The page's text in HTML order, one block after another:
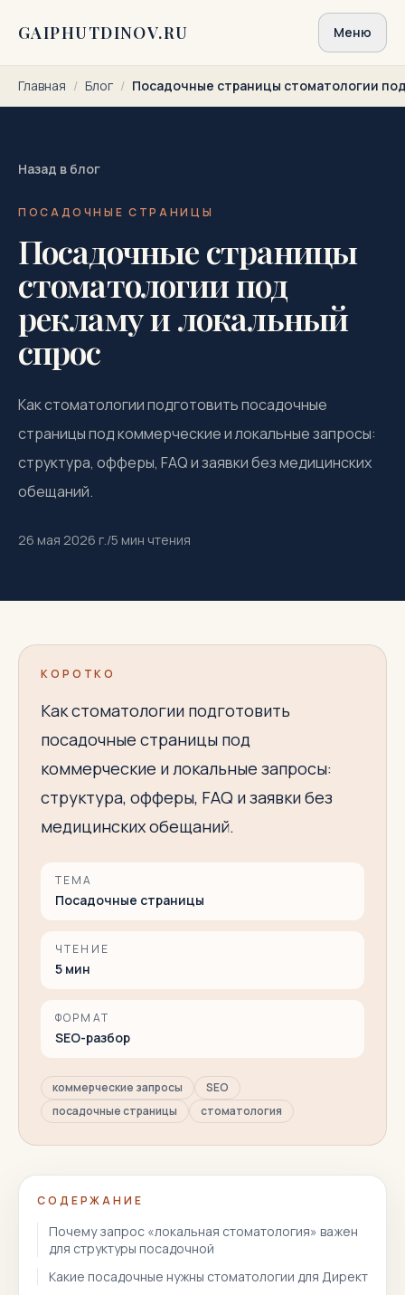
GAIPHUTDINOV.RU Меню
Главная / Блог / Посадочные страницы стоматологии
Назад в блог
ПОСАДОЧНЫЕ СТРАНИЦЫ
Посадочные страницы
стоматологии под
рекламу и локальный
спрос
Как стоматологии подготовить посадочные
страницы под коммерческие и локальные запросы:
структура, офферы, FAQ и заявки без медицинских
обещаний.
26 мая 2026 г./5 мин чтения
КОРОТКО
Как стоматологии подготовить
посадочные страницы под
коммерческие и локальные запросы:
структура, офферы, FAQ и заявки без
медицинских обещаний.
ТЕМА
Посадочные страницы
ЧТЕНИЕ
5 мин
ФОРМАТ
SEO-разбор
коммерческие запросы
SEO
посадочные страницы
стоматология
СОДЕРЖАНИЕ
Почему запрос «локальная стоматология» важен
для структуры посадочной
Какие посадочные нужны стоматологии для Директ